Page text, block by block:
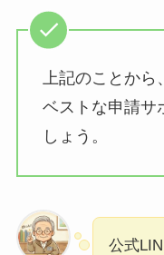
上記のことか
ベストな申請サ
しょう。
公式